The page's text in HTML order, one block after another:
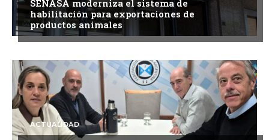
SENASA moderniza el sistema de
habilitación para exportaciones de
productos animales
ACTUALIDAD